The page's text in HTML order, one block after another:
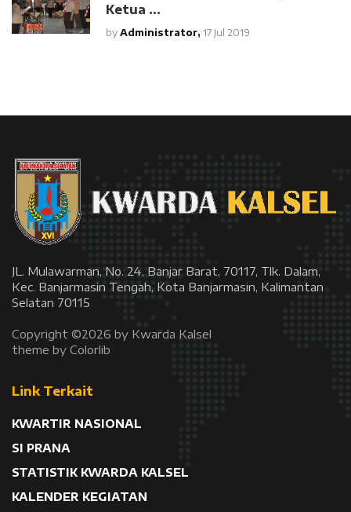
Ketua ...
by Administrator, 17 Jul 2019
JL. Mulawarman, No. 24, Banjar Barat, 70117, Tlk. Dalam,
Kec. Banjarmasin Tengah, Kota Banjarmasin, Kalimantan
Selatan 70115
Copyright ©2026 by Kwarda Kalsel
theme by Colorlib
Link Terkait
KWARTIR NASIONAL
SI PRANA
STATISTIK KWARDA KALSEL
KALENDER KEGIATAN